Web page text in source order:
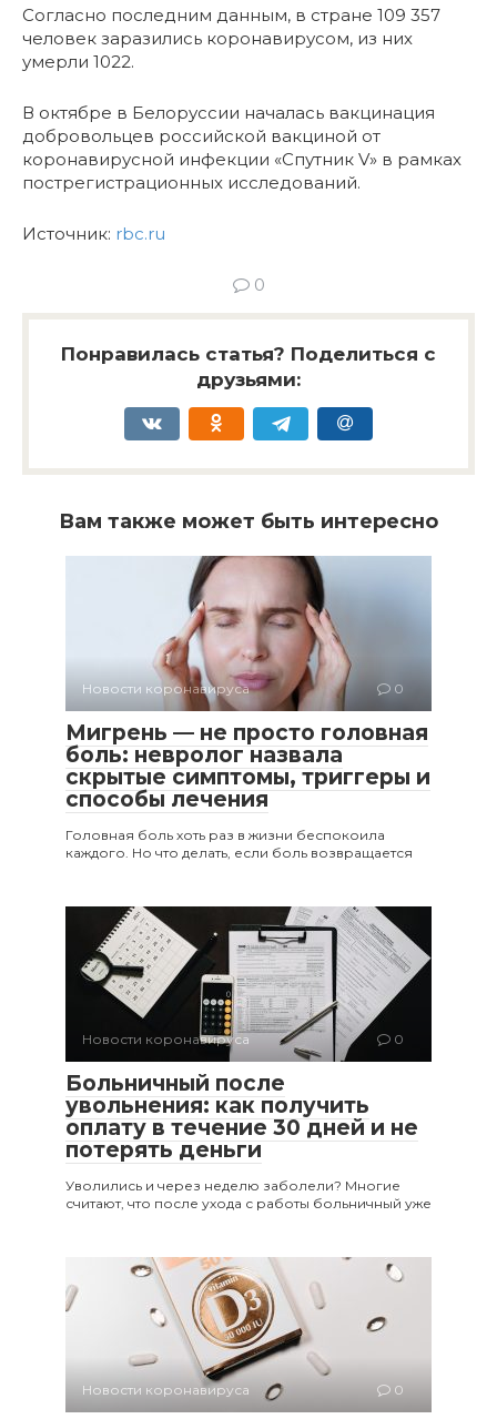
Согласно последним данным, в стране 109 357
человек заразились коронавирусом, из них
умерли 1022.
В октябре в Белоруссии началась вакцинация
добровольцев российской вакциной от
коронавирусной инфекции «Спутник V» в рамках
пострегистрационных исследований.
Источник: rbc.ru
0
Понравилась статья? Поделиться с
друзьями:
Вам также может быть интересно
Новости коронавируса 0
Мигрень — не просто головная
боль: невролог назвала
скрытые симптомы, триггеры и
способы лечения
Головная боль хоть раз в жизни беспокоила
каждого. Но что делать, если боль возвращается
Новости коронавируса 0
Больничный после
увольнения: как получить
оплату в течение 30 дней и не
потерять деньги
Уволились и через неделю заболели? Многие
считают, что после ухода с работы больничный уже
Новости коронавируса 0